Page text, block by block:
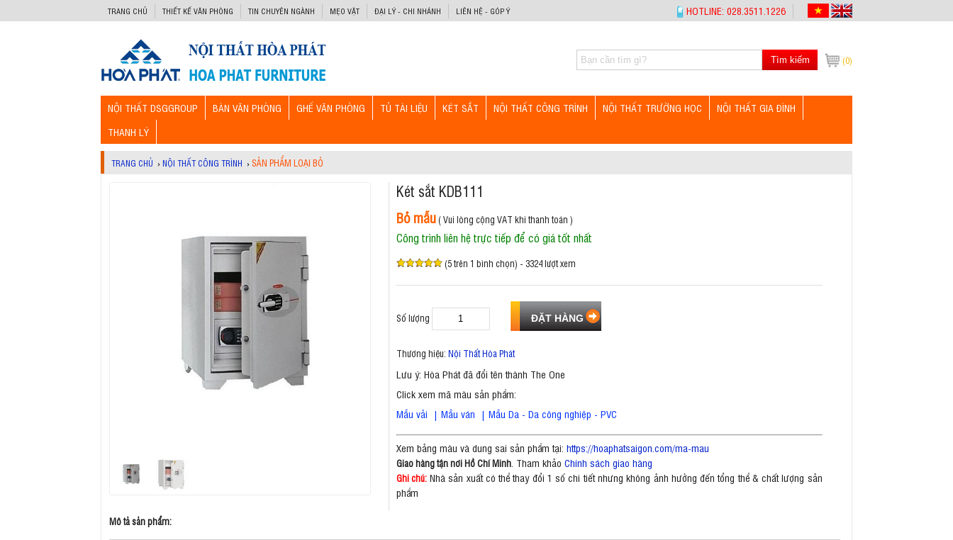
TRANG CHỦ THIẾT KẾ VĂN PHÒNG TIN CHUYÊN NGÀNH MẸO VẶT ĐẠI LÝ - CHI NHÁNH LIÊN HỆ - GÓP Ý HOTLINE: 028.3511.1226
(0)
Tìm kiếm
NỘI THẤT DSGGROUP BÀN VĂN PHÒNG GHẾ VĂN PHÒNG TỦ TÀI LIỆU KÉT SẮT NỘI THẤT CÔNG TRÌNH NỘI THẤT TRƯỜNG HỌC
NỘI THẤT GIA ĐÌNH
THANH LÝ
TRANG CHỦ › NỘI THẤT CÔNG TRÌNH › SẢN PHẨM LOẠI BỎ
Két sắt KDB111
Bỏ mẫu( Vui lòng cộng VAT khi thanh toán )
Công trình liên hệ trực tiếp để có giá tốt nhất
(5 trên 1 bình chọn) - 3324 lượt xem
Số lượng
Thương hiệu: Nội Thất Hòa Phát
Lưu ý: Hòa Phát đã đổi tên thành The One
Click xem mã màu sản phẩm:
Mẫu vải | Mẫu ván | Mẫu Da - Da công nghiệp - PVC
Xem bảng màu và dung sai sản phẩm tại: https://hoaphatsaigon.com/ma-mau
Giao hàng tận nơi Hồ Chí Minh. Tham khảo Chính sách giao hàng
Ghi chú:Nhà sản xuất có thể thay đổi 1 số chi tiết nhưng không ảnh hưởng đến tổng thể & chất lượng sản
phẩm
Mô tả sản phẩm: